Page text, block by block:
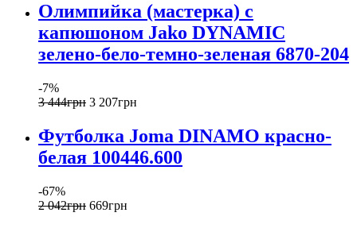
Олимпийка (мастерка) с
капюшоном Jako DYNAMIC
зелено-бело-темно-зеленая 6870-204
-7%
3 444грн 3 207грн
Футболка Joma DINAMO красно-
белая 100446.600
-67%
2 042грн 669грн